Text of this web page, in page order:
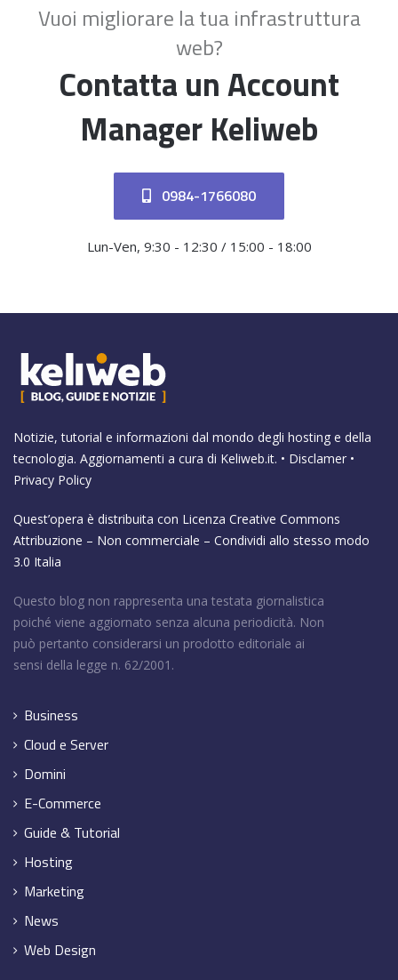
Vuoi migliorare la tua infrastruttura
web?
Contatta un Account
Manager Keliweb
0984-1766080
Lun-Ven, 9:30 - 12:30 / 15:00 - 18:00
Notizie, tutorial e informazioni dal mondo degli hosting e della
tecnologia. Aggiornamenti a cura di Keliweb.it. • Disclamer •
Privacy Policy
Quest’opera è distribuita con Licenza Creative Commons
Attribuzione – Non commerciale – Condividi allo stesso modo
3.0 Italia
Questo blog non rappresenta una testata giornalistica
poiché viene aggiornato senza alcuna periodicità. Non
può pertanto considerarsi un prodotto editoriale ai
sensi della legge n. 62/2001.
Business
Cloud e Server
Domini
E-Commerce
Guide & Tutorial
Hosting
Marketing
News
Web Design